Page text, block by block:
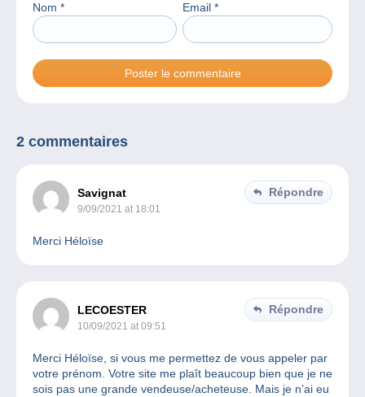
Nom * Email *
2 commentaires
Savignat
9/09/2021 at 18:01
Répondre
Merci Héloïse
LECOESTER
10/09/2021 at 09:51
Répondre
Merci Héloïse, si vous me permettez de vous appeler par
votre prénom. Votre site me plaît beaucoup bien que je ne
sois pas une grande vendeuse/acheteuse. Mais je n’ai eu